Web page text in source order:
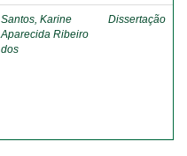
Santos, Karine
Aparecida Ribeiro
dos
Dissertação